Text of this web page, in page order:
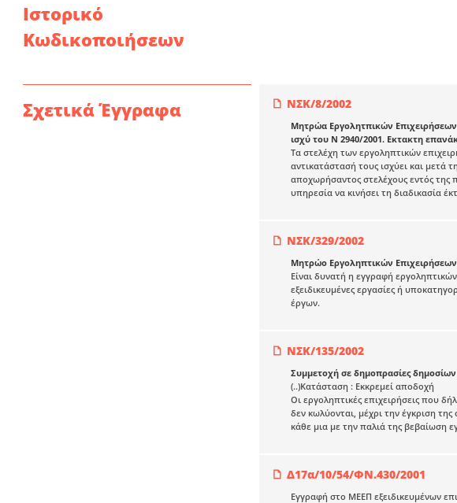
Ιστορικό
Κωδικοποιήσεων
Σχετικά Έγγραφα ΝΣΚ/8/2002
Μητρώα Εργολητπικών
ισχύ του Ν 2940/2001. Εκτακτη
Τα στελέχη των εργοληπτικών
αντικατάστασή τους ισχύει και μετά
αποχωρήσαντος στελέχους εντός της
υπηρεσία να κινήσει τη διαδικασία
ΝΣΚ/329/2002
Μητρώο Εργοληπτικών
Είναι δυνατή η εγγραφή
εξειδικευμένες εργασίες ή
έργων.
ΝΣΚ/135/2002
Συμμετοχή σε δημοπρασίες
(..)Κατάσταση : Εκκρεμεί αποδοχή
Οι εργοληπτικές επιχειρήσεις που
δεν κωλύονται, μέχρι την έγκριση
κάθε μια με την παλιά της βεβαίωση
Δ17α/10/54/ΦΝ.430/2001
Εγγραφή στο ΜΕΕΠ εξειδικευμένων